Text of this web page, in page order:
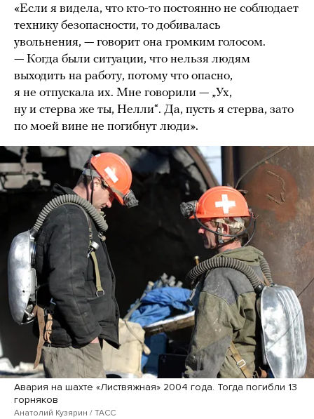
«Если я видела, что кто-то постоянно не соблюдает
технику безопасности, то добивалась
увольнения, — говорит она громким голосом.
— Когда были ситуации, что нельзя людям
выходить на работу, потому что опасно,
я не отпускала их. Мне говорили — „Ух,
ну и стерва же ты, Нелли“. Да, пусть я стерва, зато
по моей вине не погибнут люди».
Авария на шахте «Листвяжная» 2004 года. Тогда погибли 13
горняков
Анатолий Кузярин / ТАСС